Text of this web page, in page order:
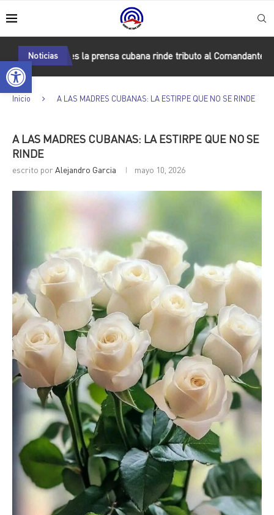
Abrir barra de herramientas
Noticias
En imágenes la prensa cubana rinde tributo al Comandante
Inicio A LAS MADRES CUBANAS: LA ESTIRPE QUE NO SE RINDE
A LAS MADRES CUBANAS: LA ESTIRPE QUE NO SE
RINDE
escrito porAlejandro Garcia mayo 10, 2026